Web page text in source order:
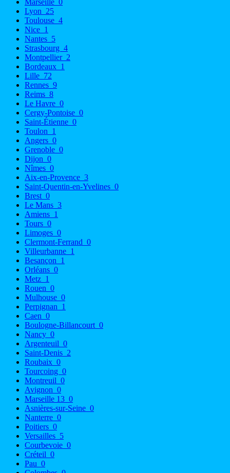
Lyon 25
Toulouse 4
Nice 1
Nantes 5
Strasbourg 4
Montpellier 2
Bordeaux 1
Lille 72
Rennes 9
Reims 8
Le Havre 0
Cergy-Pontoise 0
Saint-Étienne 0
Toulon 1
Angers 0
Grenoble 0
Dijon 0
Nîmes 0
Aix-en-Provence 3
Saint-Quentin-en-Yvelines 0
Brest 0
Le Mans 3
Amiens 1
Tours 0
Limoges 0
Clermont-Ferrand 0
Villeurbanne 1
Besançon 1
Orléans 0
Metz 1
Rouen 0
Mulhouse 0
Perpignan 1
Caen 0
Boulogne-Billancourt 0
Nancy 0
Argenteuil 0
Saint-Denis 2
Roubaix 0
Tourcoing 0
Montreuil 0
Avignon 0
Marseille 13 0
Asnières-sur-Seine 0
Nanterre 0
Poitiers 0
Versailles 5
Courbevoie 0
Créteil 0
Pau 0